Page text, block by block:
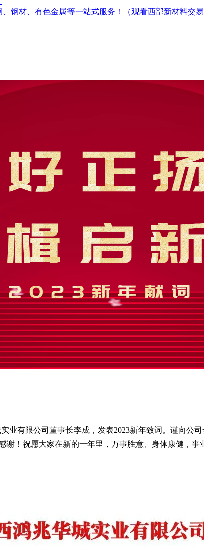
材、有色金属等一站式服务！（观看西部新材料交易
业有限公司董事长李成，发表2023新年致词。谨向公
！祝愿大家在新的一年里，万事胜意、身体康健，